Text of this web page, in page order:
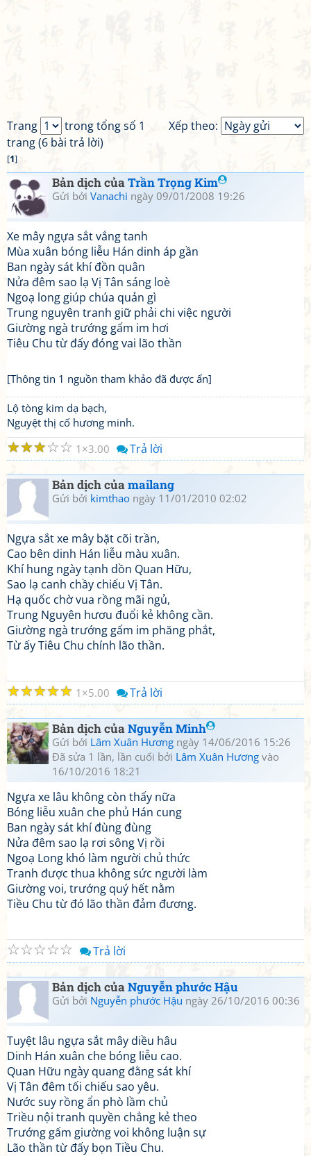
Xếp theo:
Trang
trong tổng số 1
trang (6 bài trả lời)
[1]
Bản dịch củaTrần Trọng Kim
Gửi bởi Vanachi ngày 09/01/2008 19:26
Xe mây ngựa sắt vắng tanh
Mùa xuân bóng liễu Hán dinh áp gần
Ban ngày sát khí đồn quân
Nửa đêm sao lạ Vị Tân sáng loè
Ngoạ long giúp chúa quản gì
Trung nguyên tranh giữ phải chi việc người
Giường ngà trướng gấm im hơi
Tiêu Chu từ đấy đóng vai lão thần
[Thông tin 1 nguồn tham khảo đã được ẩn]
Lộ tòng kim dạ bạch,
Nguyệt thị cố hương minh.
☆
☆
☆
☆
☆ 1 3.00 Trả lời
Bản dịch củamailang
Gửi bởi kimthao ngày 11/01/2010 02:02
Ngựa sắt xe mây bặt cõi trần,
Cao bên dinh Hán liễu màu xuân.
Khí hung ngày tạnh dồn Quan Hữu,
Sao lạ canh chầy chiếu Vị Tân.
Hạ quốc chờ vua rồng mãi ngủ,
Trung Nguyên hươu đuổi kẻ không cần.
Giường ngà trướng gấm im phăng phắt,
Từ ấy Tiêu Chu chính lão thần.
☆
☆
☆
☆
☆ 1 5.00 Trả lời
Bản dịch củaNguyễn Minh
Gửi bởi Lâm Xuân Hương ngày 14/06/2016 15:26
Đã sửa 1 lần, lần cuối bởi Lâm Xuân Hương vào
16/10/2016 18:21
Ngựa xe lâu không còn thấy nữa
Bóng liễu xuân che phủ Hán cung
Ban ngày sát khí đùng đùng
Nửa đêm sao lạ rơi sông Vị rồi
Ngoạ Long khó làm người chủ thức
Tranh được thua không sức người làm
Giường voi, trướng quý hết nằm
Tiều Chu từ đó lão thần đảm đương.
☆
☆
☆
☆
☆ Trả lời
Bản dịch củaNguyễn phước Hậu
Gửi bởi Nguyễn phước Hậu ngày 26/10/2016 00:36
Tuyệt lâu ngựa sắt mây diều hâu
Dinh Hán xuân che bóng liễu cao.
Quan Hữu ngày quang đằng sát khí
Vị Tân đêm tối chiếu sao yêu.
Nước suy rồng ẩn phò lầm chủ
Triều nội tranh quyền chẳng kẻ theo
Trướng gấm giường voi không luận sự
Lão thần từ đấy bọn Tiều Chu.